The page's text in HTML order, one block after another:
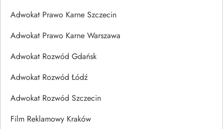
Adwokat Prawo Karne Szczecin
Adwokat Prawo Karne Warszawa
Adwokat Rozwód Gdańsk
Adwokat Rozwód Łódź
Adwokat Rozwód Szczecin
Film Reklamowy Kraków